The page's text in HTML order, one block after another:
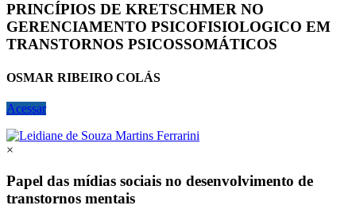
PRINCÍPIOS DE KRETSCHMER NO
GERENCIAMENTO PSICOFISIOLOGICO EM
TRANSTORNOS PSICOSSOMÁTICOS
OSMAR RIBEIRO COLÁS
Acessar
×
Papel das mídias sociais no desenvolvimento de
transtornos mentais